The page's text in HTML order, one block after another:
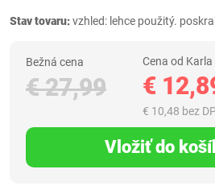
Stav tovaru:vzhled: lehce použitý.
Bežná cena
€ 27,99
Cena od Karla
€
€ 10,48 bez
Vložiť do